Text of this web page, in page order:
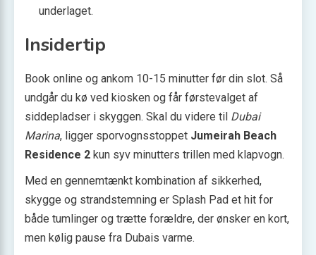
underlaget.
Insidertip
Book online og ankom 10-15 minutter før din slot. Så
undgår du kø ved kiosken og får førstevalget af
siddepladser i skyggen. Skal du videre til Dubai
Marina, ligger sporvognsstoppet Jumeirah Beach
Residence 2 kun syv minutters trillen med klapvogn.
Med en gennemtænkt kombination af sikkerhed,
skygge og strandstemning er Splash Pad et hit for
både tumlinger og trætte forældre, der ønsker en kort,
men kølig pause fra Dubais varme.